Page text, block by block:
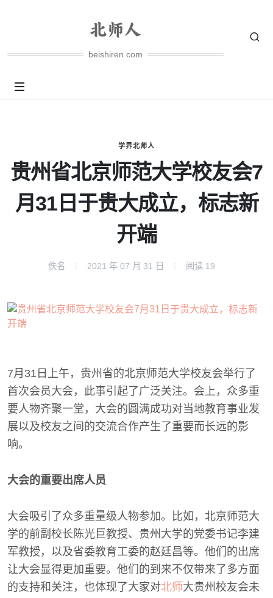
beishiren.com
学界北师人
贵州省北京师范大学校友会7
月31日于贵大成立，标志新
开端
佚名 2021 年 07 月 31 日 阅读 19
7月31日上午，贵州省的北京师范大学校友会举行了
首次会员大会，此事引起了广泛关注。会上，众多重
要人物齐聚一堂，大会的圆满成功对当地教育事业发
展以及校友之间的交流合作产生了重要而长远的影
响。
大会的重要出席人员
大会吸引了众多重量级人物参加。比如，北京师范大
学的前副校长陈光巨教授、贵州大学的党委书记李建
军教授，以及省委教育工委的赵廷昌等。他们的出席
让大会显得更加重要。他们的到来不仅带来了多方面
的支持和关注，也体现了大家对北师大贵州校友会未